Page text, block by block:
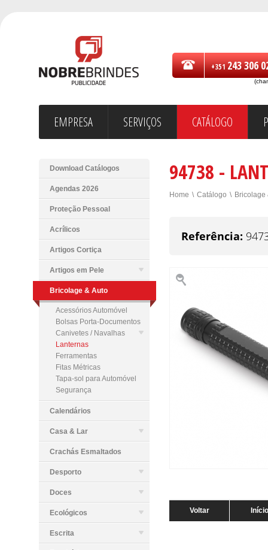
+351243 306
EMPRESA SERVIÇOS CATÁLOGO
Download Catálogos
Agendas 2026
Proteção Pessoal
Acrílicos
Artigos Cortiça
Artigos em Pele
Bricolage & Auto
Acessórios Automóvel
Bolsas Porta-Documentos
Canivetes / Navalhas
Lanternas
Ferramentas
Fitas Métricas
Tapa-sol para Automóvel
Segurança
Calendários
Casa & Lar
Crachás Esmaltados
Desporto
Doces
Ecológicos
Escrita
94738 -
Home \ Catálogo \ Bricolage
Referência:
Voltar Início